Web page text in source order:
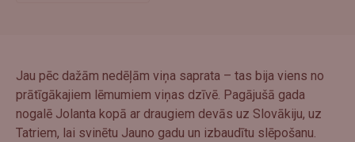
Jau pēc dažām nedēļām viņa saprata – tas bija viens no
prātīgākajiem lēmumiem viņas dzīvē. Pagājušā gada
nogalē Jolanta kopā ar draugiem devās uz Slovākiju, uz
Tatriem, lai svinētu Jauno gadu un izbaudītu slēpošanu.